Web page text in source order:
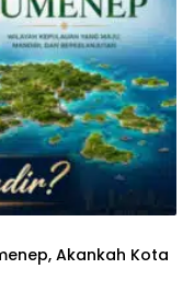
Akankah Kota